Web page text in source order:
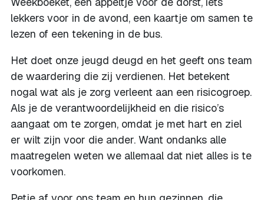
lekkers voor in de avond, een kaartje om samen te
lezen of een tekening in de bus.
Het doet onze jeugd deugd en het geeft ons team
de waardering die zij verdienen. Het betekent
nogal wat als je zorg verleent aan een risicogroep.
Als je de verantwoordelijkheid en die risico’s
aangaat om te zorgen, omdat je met hart en ziel
er wilt zijn voor die ander. Want ondanks alle
maatregelen weten we allemaal dat niet alles is te
voorkomen.